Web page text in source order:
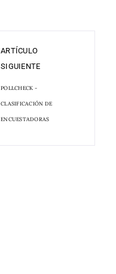
ARTÍCULO
SIGUIENTE
POLLCHECK -
CLASIFICACIÓN DE
ENCUESTADORAS